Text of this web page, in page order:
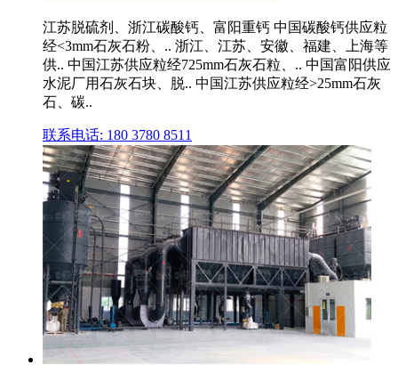
江苏脱硫剂、浙江碳酸钙、富阳重钙 中国碳酸钙供应粒
经<3mm石灰石粉、.. 浙江、江苏、安徽、福建、上海等
供.. 中国江苏供应粒经725mm石灰石粒、.. 中国富阳供应
水泥厂用石灰石块、脱.. 中国江苏供应粒经>25mm石灰
石、碳..
联系电话: 180 3780 8511